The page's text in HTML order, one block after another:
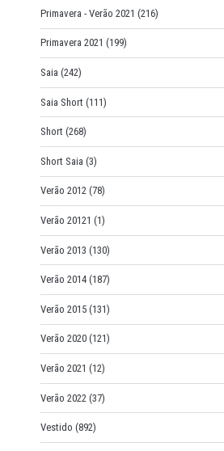
Primavera - Verão 2021 (216)
Primavera 2021 (199)
Saia (242)
Saia Short (111)
Short (268)
Short Saia (3)
Verão 2012 (78)
Verão 20121 (1)
Verão 2013 (130)
Verão 2014 (187)
Verão 2015 (131)
Verão 2020 (121)
Verão 2021 (12)
Verão 2022 (37)
Vestido (892)